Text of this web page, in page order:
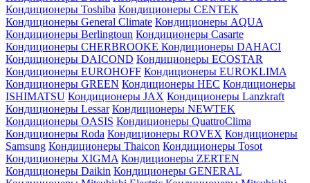
Кондиционеры Toshiba Кондиционеры CENTEK
Кондиционеры General Climate Кондиционеры AQUA
Кондиционеры Berlingtoun Кондиционеры Casarte
Кондиционеры CHERBROOKE Кондиционеры DAHACI
Кондиционеры DAICOND Кондиционеры ECOSTAR
Кондиционеры EUROHOFF Кондиционеры EUROKLIMA
Кондиционеры GREEN Кондиционеры HEC Кондиционеры
ISHIMATSU Кондиционеры JAX Кондиционеры Lanzkraft
Кондиционеры Lessar Кондиционеры NEWTEK
Кондиционеры OASIS Кондиционеры QuattroClima
Кондиционеры Roda Кондиционеры ROVEX Кондиционеры
Samsung Кондиционеры Thaicon Кондиционеры Tosot
Кондиционеры XIGMA Кондиционеры ZERTEN
Кондиционеры Daikin Кондиционеры GENERAL